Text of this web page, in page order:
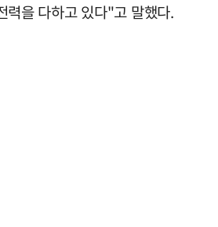
력을 다하고 있다"고 말했다.